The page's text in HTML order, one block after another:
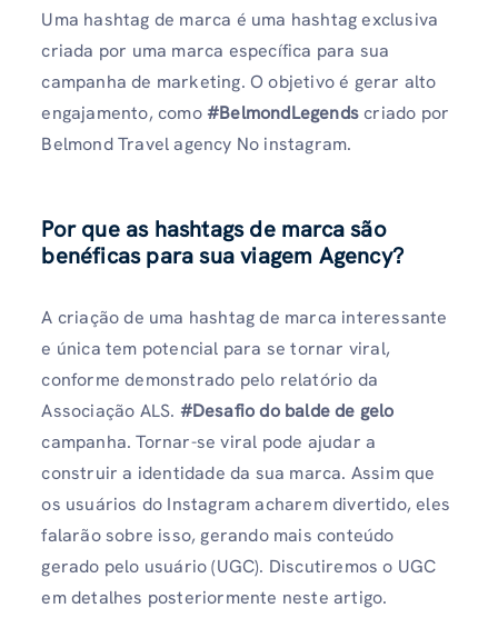
Uma hashtag de marca é uma hashtag exclusiva
criada por uma marca específica para sua
campanha de marketing. O objetivo é gerar alto
engajamento, como#BelmondLegendscriado por
Belmond Travel agency No instagram.
Por que as hashtags de marca são
benéficas para sua viagem Agency?
A criação de uma hashtag de marca interessante
e única tem potencial para se tornar viral,
conforme demonstrado pelo relatório da
Associação ALS. #Desafio do balde de gelo
campanha. Tornar-se viral pode ajudar a
construir a identidade da sua marca. Assim que
os usuários do Instagram acharem divertido, eles
falarão sobre isso, gerando mais conteúdo
gerado pelo usuário (UGC). Discutiremos o UGC
em detalhes posteriormente neste artigo.